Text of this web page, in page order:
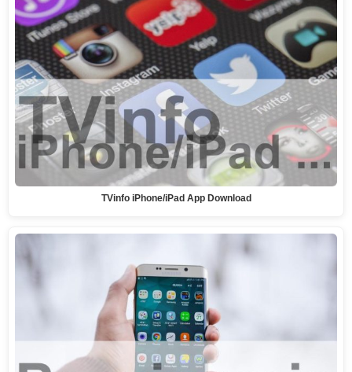
TVinfo iPhone/iPad App Download